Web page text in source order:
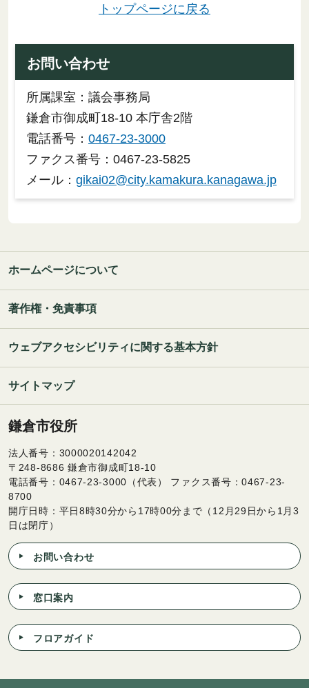
トップページに戻る
お問い合わせ
所属課室：議会事務局
鎌倉市御成町18-10 本庁舎2階
電話番号： 0467-23-3000
ファクス番号：0467-23-5825
メール： gikai02@city.kamakura.kanagawa.jp
ホームページについて
著作権・免責事項
ウェブアクセシビリティに関する基本方針
サイトマップ
鎌倉市役所
法人番号：3000020142042
〒248-8686 鎌倉市御成町18-10
電話番号：0467-23-3000（代表） ファクス番号：0467-23-
8700
開庁日時：平日8時30分から17時00分まで（12月29日から1月3
日は閉庁）
お問い合わせ
窓口案内
フロアガイド